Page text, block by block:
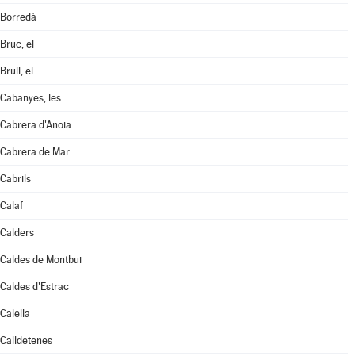
Borredà
Bruc, el
Brull, el
Cabanyes, les
Cabrera d'Anoia
Cabrera de Mar
Cabrils
Calaf
Calders
Caldes de Montbui
Caldes d'Estrac
Calella
Calldetenes